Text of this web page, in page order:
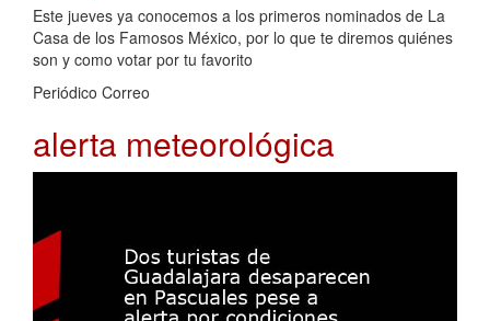
Este jueves ya conocemos a los primeros nominados de La
Casa de los Famosos México, por lo que te diremos quiénes
son y como votar por tu favorito
Periódico Correo
alerta meteorológica